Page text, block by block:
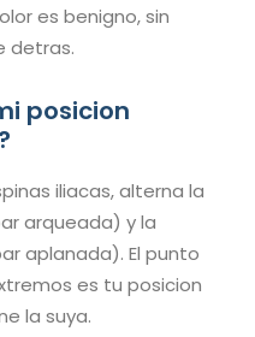
es benigno, sin
detras.
posicion
iliacas, alterna la
arqueada) y la
aplanada). El punto
es tu posicion
la suya.